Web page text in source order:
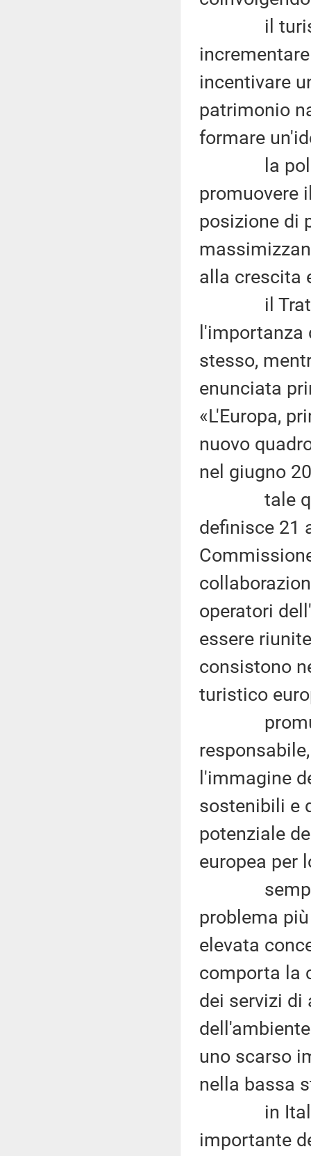
il turismo
incentivare
patrimonio
formare
la politica
promuovere
posizione di
alla crescita
il Trattato
stesso,
enunciata
«L'Europa,
nuovo
nel giugno
tale
definisce 21
operatori
essere
consistono
turistico
l'immagine
sostenibili e
potenziale
europea per
sempre
problema
elevata
comporta la
dei servizi di
uno scarso
nella bassa
in Italia il
importante